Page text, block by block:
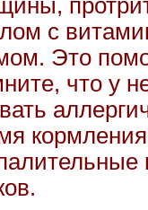
с
Это
что у